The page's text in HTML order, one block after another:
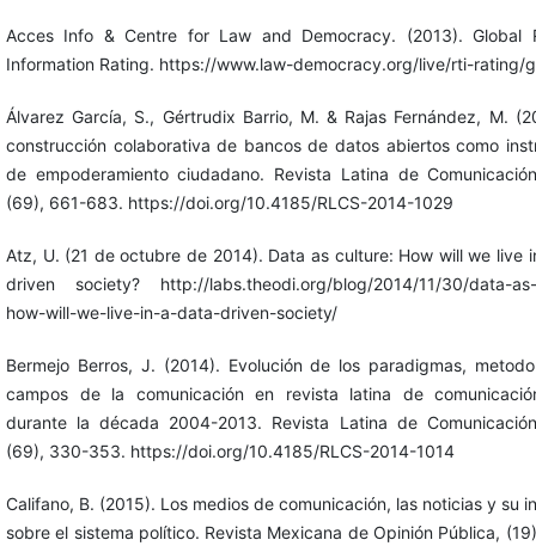
Acces Info & Centre for Law and Democracy. (2013). Global
Information Rating. https://www.law-democracy.org/live/rti-rating/
Álvarez García, S., Gértrudix Barrio, M. & Rajas Fernández, M.
construcción colaborativa de bancos de datos abiertos como
de empoderamiento ciudadano. Revista Latina de
(69), 661-683. https://doi.org/10.4185/RLCS-2014-1029
Atz, U. (21 de octubre de 2014). Data as culture: How will we live
driven society? http://labs.theodi.org/blog/2014/11/30/data-
how-will-we-live-in-a-data-driven-society/
Bermejo Berros, J. (2014). Evolución de los paradigmas,
campos de la comunicación en revista latina de
durante la década 2004-2013. Revista Latina de
(69), 330-353. https://doi.org/10.4185/RLCS-2014-1014
Califano, B. (2015). Los medios de comunicación, las noticias y su
sobre el sistema político. Revista Mexicana de Opinión Pública,